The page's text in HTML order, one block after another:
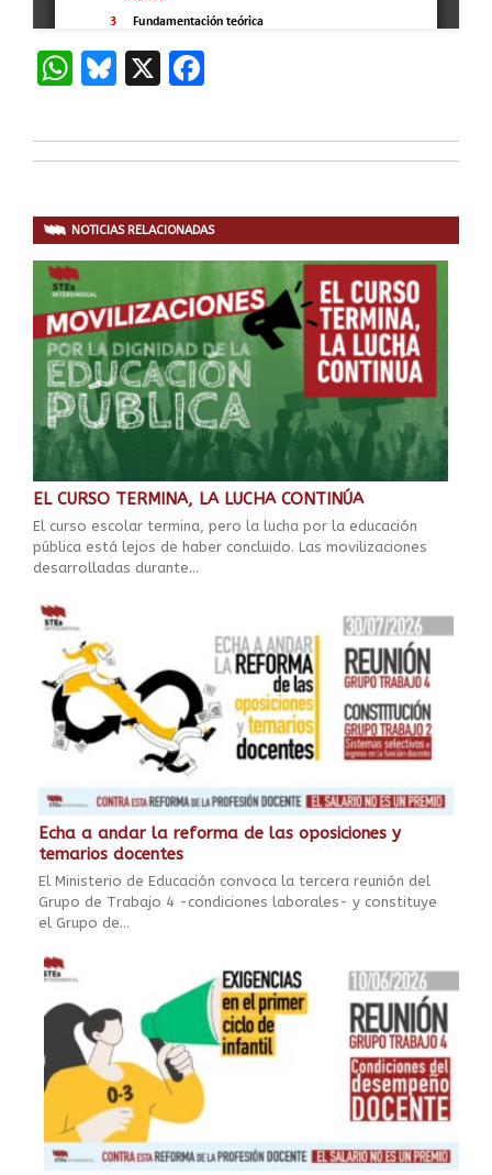
WhatsApp
Bluesky
X
NOTICIAS RELACIONADAS
EL CURSO TERMINA, LA LUCHA CONTINÚA
El curso escolar termina, pero la lucha por la educación
pública está lejos de haber concluido. Las movilizaciones
desarrolladas durante...
Echa a andar la reforma de las oposiciones y
temarios docentes
El Ministerio de Educación convoca la tercera reunión del
Grupo de Trabajo 4 -condiciones laborales- y constituye
el Grupo de...